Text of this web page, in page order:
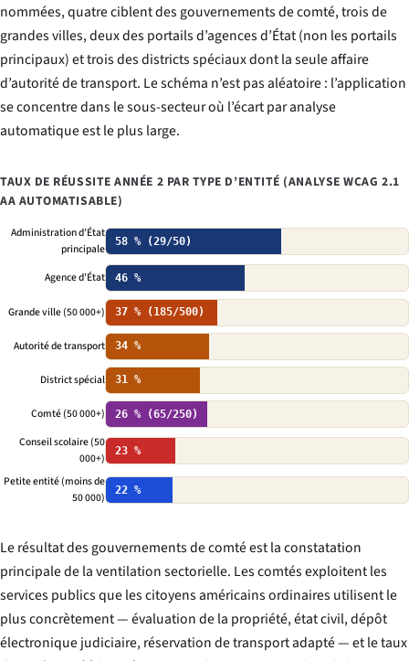
nommées, quatre ciblent des gouvernements de comté, trois de
grandes villes, deux des portails d’agences d’État (non les portails
principaux) et trois des districts spéciaux dont la seule affaire
d’autorité de transport. Le schéma n’est pas aléatoire : l’application
se concentre dans le sous-secteur où l’écart par analyse
automatique est le plus large.
TAUX DE RÉUSSITE ANNÉE 2 PAR TYPE D’ENTITÉ (ANALYSE WCAG 2.1
AA AUTOMATISABLE)
Administration d’État
principale
58 % (29/50)
Agence d’État 46 %
Grande ville (50 000+) 37 % (185/500)
Autorité de transport 34 %
District spécial 31 %
Comté (50 000+) 26 % (65/250)
Conseil scolaire (50
000+)
23 %
Petite entité (moins de
50 000)
22 %
Le résultat des gouvernements de comté est la constatation
principale de la ventilation sectorielle. Les comtés exploitent les
services publics que les citoyens américains ordinaires utilisent le
plus concrètement — évaluation de la propriété, état civil, dépôt
électronique judiciaire, réservation de transport adapté — et le taux